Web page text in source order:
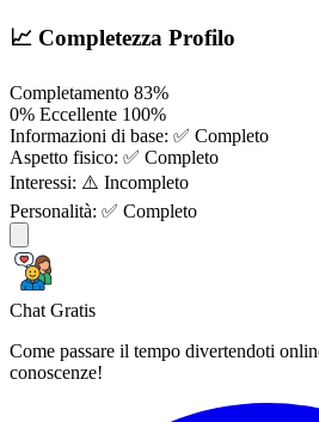
📈 Completezza Profilo
Completamento 83%
0% Eccellente 100%
Informazioni di base: ✅ Completo
Aspetto fisico: ✅ Completo
Interessi: ⚠️ Incompleto
Personalità: ✅ Completo
Chat Gratis
Come passare il tempo divertendoti
conoscenze!